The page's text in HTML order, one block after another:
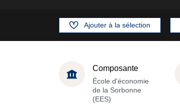
Ajouter à la sélection
Composante
École d'économie
de la Sorbonne
(EES)